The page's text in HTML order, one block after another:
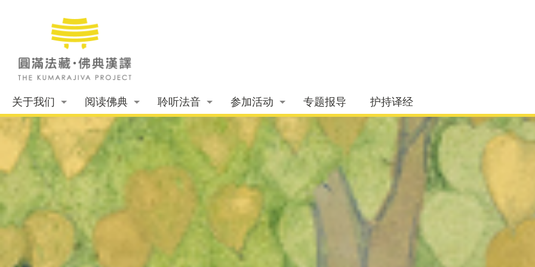
关于我们 阅读佛典 聆听法音 参加活动 专题报导 护持译经